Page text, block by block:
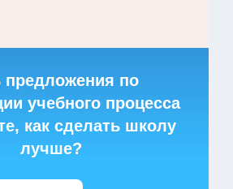
предложения по
учебного процесса
как сделать школу
лучше?